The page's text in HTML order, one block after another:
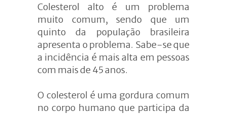
Colesterol alto é um problema
muito comum, sendo que um
quinto da população brasileira
apresenta o problema. Sabe-se que
a incidência é mais alta em pessoas
com mais de 45 anos.
O colesterol é uma gordura comum
no corpo humano que participa da